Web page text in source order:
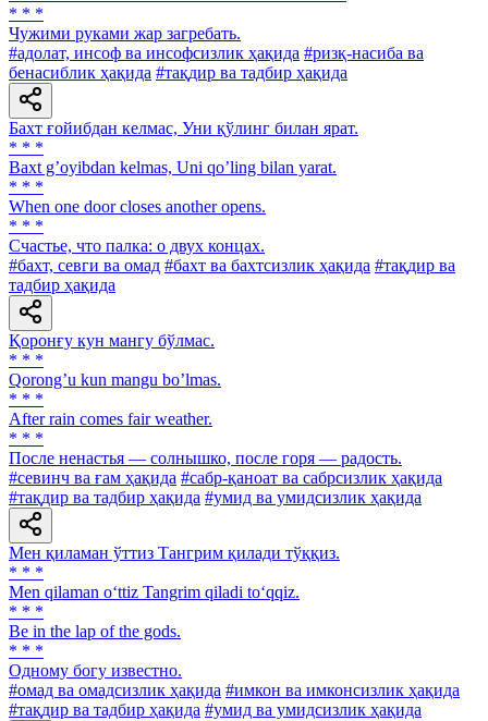
* * *
Чужими руками жар загребать.
#адолат, инсоф ва инсофсизлик ҳақида #ризқ-насиба ва
бенасиблик ҳақида #тақдир ва тадбир ҳақида
Бахт ғойибдан келмас, Уни қўлинг билан ярат.
* * *
Baxt gʼoyibdan kelmas, Uni qoʼling bilan yarat.
* * *
When one door closes another opens.
* * *
Счастье, что палка: о двух концах.
#бахт, севги ва омад #бахт ва бахтсизлик ҳақида #тақдир ва
тадбир ҳақида
Қоронғу кун мангу бўлмас.
* * *
Qorongʼu kun mangu boʼlmas.
* * *
After rain comes fair weather.
* * *
После ненастья — солнышко, после горя — радость.
#севинч ва ғам ҳақида #сабр-қаноат ва сабрсизлик ҳақида
#тақдир ва тадбир ҳақида #умид ва умидсизлик ҳақида
Мен қиламан ўттиз Тангрим қилади тўққиз.
* * *
Men qilaman o‘ttiz Tangrim qiladi to‘qqiz.
* * *
Be in the lap of the gods.
* * *
Одному богу известно.
#омад ва омадсизлик ҳақида #имкон ва имконсизлик ҳақида
#тақдир ва тадбир ҳақида #умид ва умидсизлик ҳақида